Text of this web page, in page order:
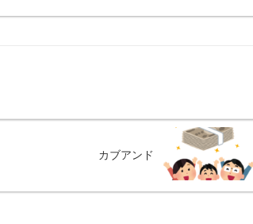
カブアンド